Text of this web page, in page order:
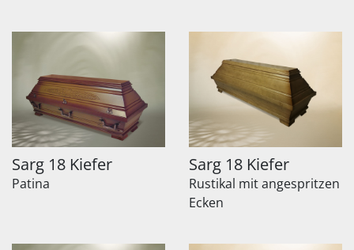
Sarg 18 Kiefer
Patina
Sarg 18 Kiefer
Rustikal mit angespritzen
Ecken